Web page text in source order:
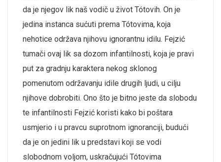
da je njegov lik naš vodič u život Tótovih. On je
jedina instanca sućuti prema Tótovima, koja
nehotice održava njihovu ignorantnu idilu. Fejzić
tumači ovaj lik sa dozom infantilnosti, koja je pravi
put za gradnju karaktera nekog sklonog
pomenutom održavanju idile drugih ljudi, u cilju
njihove dobrobiti. Ono što je bitno jeste da slobodu
te infantilnosti Fejzić koristi kako bi poštara
usmjerio i u pravcu suprotnom ignoranciji, budući
da je on jedini lik u predstavi koji se vodi
slobodnom voljom, uskračujući Tótovima